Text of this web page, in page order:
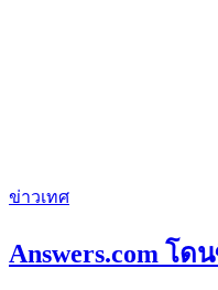
ข่าวเทศ
Answers.com โ